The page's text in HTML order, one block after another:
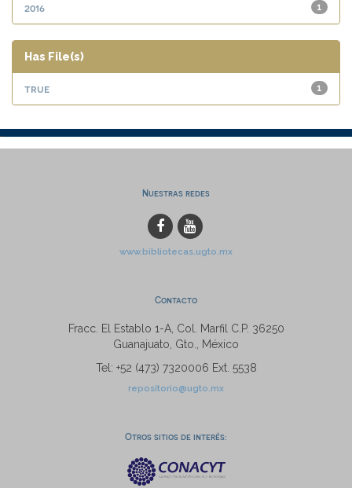
1
2016
Has File(s)
1
true
Nuestras redes
www.bibliotecas.ugto.mx
Contacto
Fracc. El Establo 1-A, Col. Marfil C.P. 36250
Guanajuato, Gto., México
Tel: +52 (473) 7320006 Ext. 5538
repositorio@ugto.mx
Otros sitios de interés: